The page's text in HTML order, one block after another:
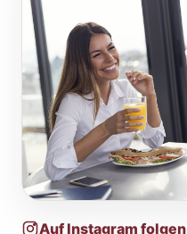
Auf Instagram folgen